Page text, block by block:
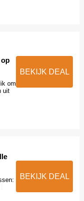
om
uit
BEKIJK DEAL
BEKIJK DEAL